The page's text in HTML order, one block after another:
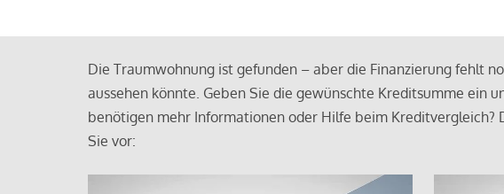
Die Traumwohnung ist gefunden – aber die Finanzierung fehlt
aussehen könnte. Geben Sie die gewünschte Kreditsumme ein
benötigen mehr Informationen oder Hilfe beim Kreditvergleich?
Sie vor: